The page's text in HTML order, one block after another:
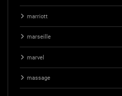
marriott
marseille
marvel
massage